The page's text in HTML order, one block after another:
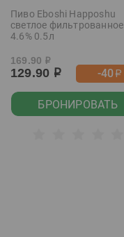
Пиво Eboshi Happoshu
светлое фильтрованное
4.6% 0.5л
169.90 р
129.90 р -40р
БРОНИРОВАТЬ